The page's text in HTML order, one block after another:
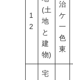
1
2
(土
地
と
建
物)
治
ケ
一
色
東
宅